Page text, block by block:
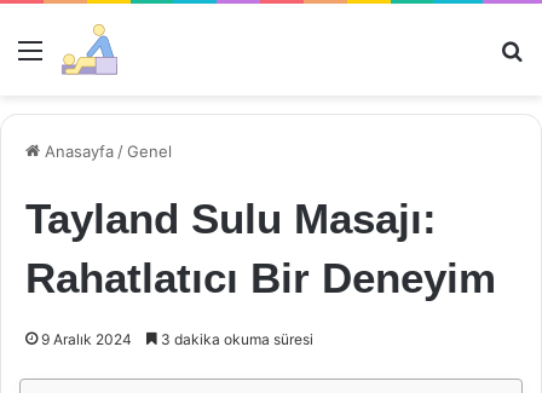
Menü
Anasayfa /Genel
Tayland Sulu Masajı:
Rahatlatıcı Bir Deneyim
9 Aralık 2024 3 dakika okuma süresi